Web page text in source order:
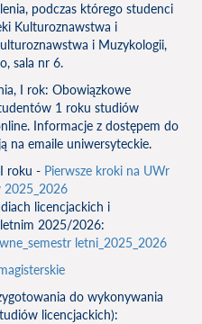
podczas którego studenci
Kulturoznawstwa i
i Muzykologii,
sala nr 6.
I rok: Obowiązkowe
1 roku studiów
Informacje z dostępem do
na emaile uniwersyteckie.
roku - Pierwsze kroki na UWr
2025_2026
licencjackich i
2025/2026:
letni_2025_2026
do wykonywania
licencjackich):